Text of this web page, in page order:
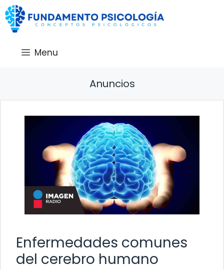
Saltar
al
contenido
Menu
Anuncios
Enfermedades comunes
del cerebro humano